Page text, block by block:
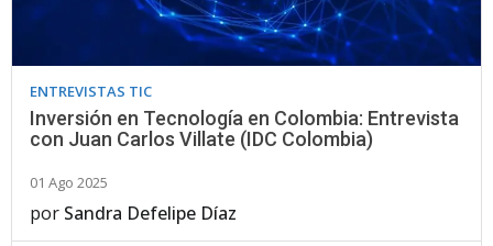
ENTREVISTAS TIC
Inversión en Tecnología en Colombia: Entrevista
con Juan Carlos Villate (IDC Colombia)
01 Ago 2025
por Sandra Defelipe Díaz